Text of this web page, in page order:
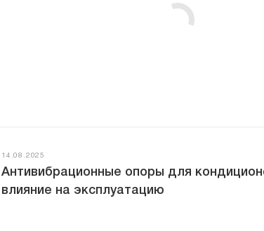
14.08.2025
Антивибрационные опоры для
влияние на эксплуатацию